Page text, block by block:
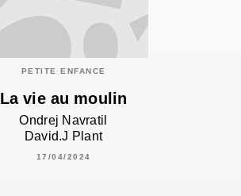
PETITE ENFANCE
La vie au moulin
Ondrej Navratil
David.J Plant
17/04/2024